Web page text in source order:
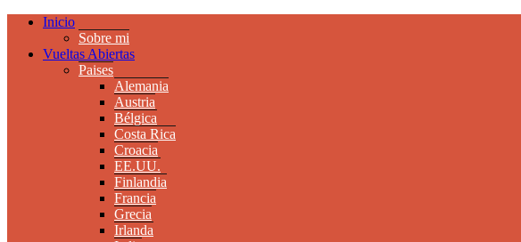
Inicio
Sobre mi
Vueltas Abiertas
Paises
Alemania
Austria
Bélgica
Costa Rica
Croacia
EE.UU.
Finlandia
Francia
Grecia
Irlanda